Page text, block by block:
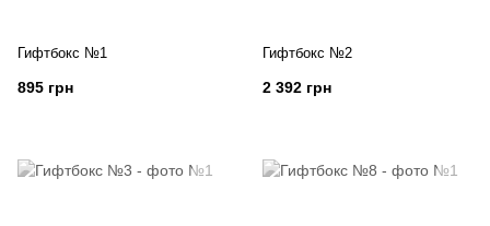
Гифтбокс №1
895 грн
Гифтбокс №2
2 392 грн